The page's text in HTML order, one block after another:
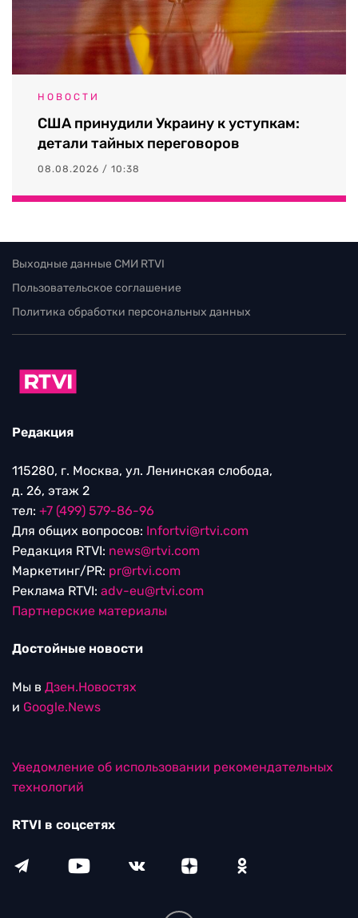
НОВОСТИ
США принудили Украину к уступкам:
детали тайных переговоров
08.08.2026 / 10:38
Выходные данные СМИ RTVI
Пользовательское соглашение
Политика обработки персональных данных
Редакция
115280, г. Москва, ул. Ленинская слобода,
д. 26, этаж 2
тел: +7 (499) 579-86-96
Для общих вопросов: Infortvi@rtvi.com
Редакция RTVI: news@rtvi.com
Маркетинг/PR: pr@rtvi.com
Реклама RTVI: adv-eu@rtvi.com
Партнерские материалы
Достойные новости
Мы в Дзен.Новостях
и Google.News
Уведомление об использовании рекомендательных
технологий
RTVI в соцсетях